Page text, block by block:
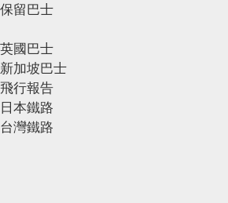
保留巴士
英國巴士
新加坡巴士
飛行報告
日本鐵路
台灣鐵路